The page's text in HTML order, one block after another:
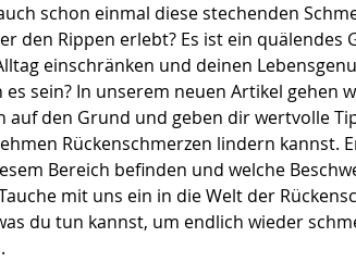
schon einmal diese stechenden
den Rippen erlebt? Es ist ein quälendes
einschränken und deinen
es sein? In unserem neuen Artikel gehen
auf den Grund und geben dir wertvolle
Rückenschmerzen lindern kannst.
Bereich befinden und welche
mit uns ein in die Welt der
du tun kannst, um endlich wieder